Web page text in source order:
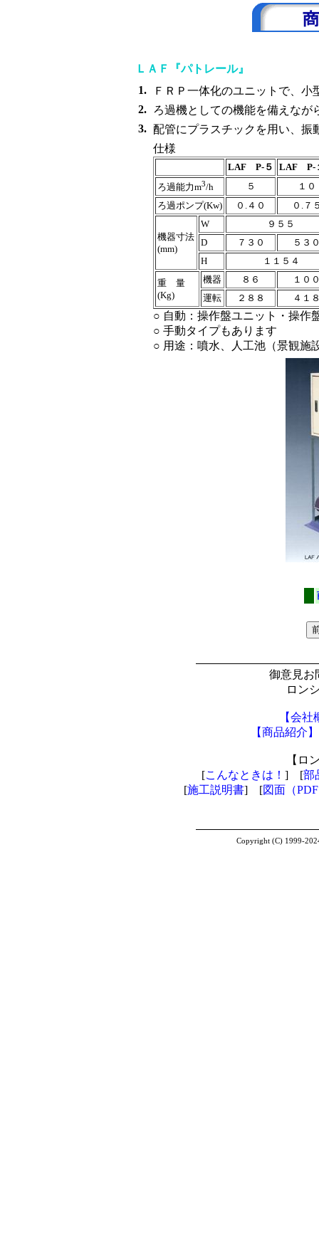
ＬＡＦ『パトレール』
1.
ＦＲＰ一体化のユニットで、
2. ろ過機としての機能を備えなが
3. 配管にプラスチックを用い、振
仕様
LAF P-５
LAF P-
ろ過能力m3/h ５
１０
ろ過ポンプ(Kw)
０.４０ ０.７
機器寸法
(mm)
W
９５５
D
７３０
５３
H
１１５４
重 量
(Kg)
機器 ８６
１０
運転
２８８ ４１
○ 自動：操作盤ユニット・操作
○ 手動タイプもあります
○ 用途：噴水、人工池（景観施
御意見お
ロン
【会社
【商品紹介】
【ロ
[こんなときは！ ] [部
[施工説明書] [図面（
Copyright (C) 1999-